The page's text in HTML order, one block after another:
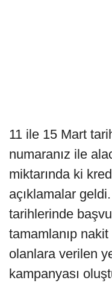
11 ile 15 Mart
numaranız ile
miktarında ki
açıklamalar
tarihlerinde
tamamlanıp
olanlara verilen
kampanyası